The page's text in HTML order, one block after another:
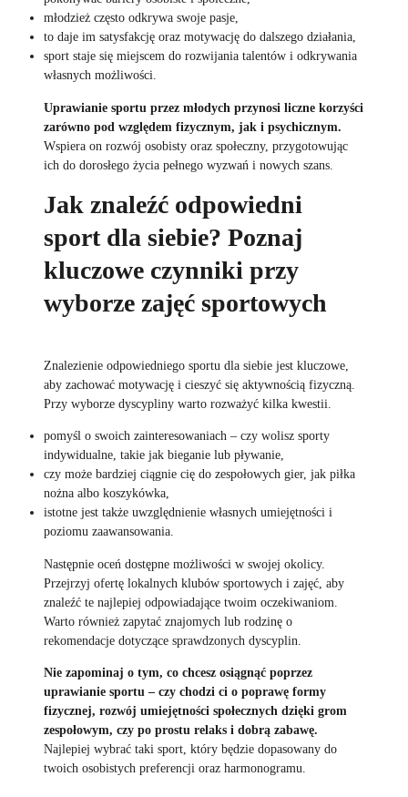
młodzież często odkrywa swoje pasje,
to daje im satysfakcję oraz motywację do dalszego działania,
sport staje się miejscem do rozwijania talentów i odkrywania
własnych możliwości.
Uprawianie sportu przez młodych przynosi liczne korzyści
zarówno pod względem fizycznym, jak i psychicznym.
Wspiera on rozwój osobisty oraz społeczny, przygotowując
ich do dorosłego życia pełnego wyzwań i nowych szans.
Jak znaleźć odpowiedni
sport dla siebie? Poznaj
kluczowe czynniki przy
wyborze zajęć sportowych
Znalezienie odpowiedniego sportu dla siebie jest kluczowe,
aby zachować motywację i cieszyć się aktywnością fizyczną.
Przy wyborze dyscypliny warto rozważyć kilka kwestii.
pomyśl o swoich zainteresowaniach – czy wolisz sporty
indywidualne, takie jak bieganie lub pływanie,
czy może bardziej ciągnie cię do zespołowych gier, jak piłka
nożna albo koszykówka,
istotne jest także uwzględnienie własnych umiejętności i
poziomu zaawansowania.
Następnie oceń dostępne możliwości w swojej okolicy.
Przejrzyj ofertę lokalnych klubów sportowych i zajęć, aby
znaleźć te najlepiej odpowiadające twoim oczekiwaniom.
Warto również zapytać znajomych lub rodzinę o
rekomendacje dotyczące sprawdzonych dyscyplin.
Nie zapominaj o tym, co chcesz osiągnąć poprzez
uprawianie sportu – czy chodzi ci o poprawę formy
fizycznej, rozwój umiejętności społecznych dzięki grom
zespołowym, czy po prostu relaks i dobrą zabawę.
Najlepiej wybrać taki sport, który będzie dopasowany do
twoich osobistych preferencji oraz harmonogramu.